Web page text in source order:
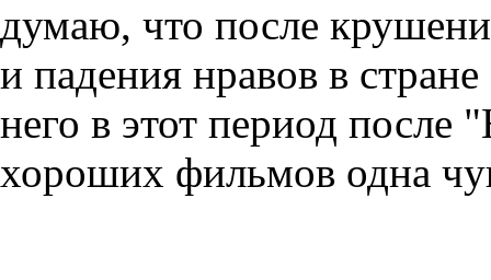
думаю, что после
и падения нравов в
него в этот период после
хороших фильмов одна